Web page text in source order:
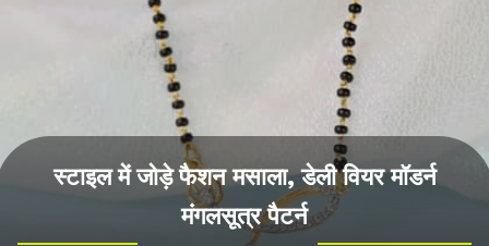
स्टाइल में जोड़े फैशन मसाला, डेली वियर मॉडर्न
मंगलसूत्र पैटर्न